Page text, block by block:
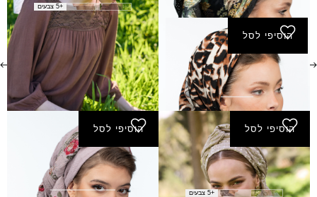
+5 צבעים
הוסיפי לסל
מטפחת אילות
₪100.00
הוסיפי לסל
מטפחת געש
₪180.00
+5 צבעים
הוסיפי לסל
מטפחת חנה
₪100.00